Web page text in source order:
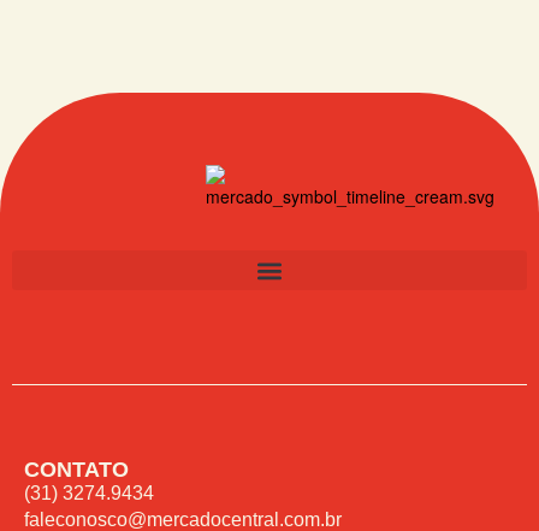
CONTATO
(31) 3274.9434
faleconosco@mercadocentral.com.br